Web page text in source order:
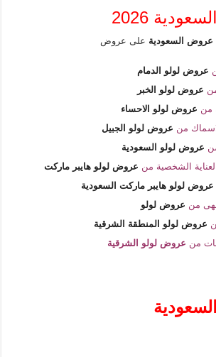
2026
عروض السعوديةعلى عروض
عروض لولو الدمام
عروض لولو الخبر
من عروض لولو الاحساء
من عروض لولو الجبيل
عروض لولو السعودية
الشخصية من عروض لولو هايبر ماركت
عروض لولو هايبر ماركت السعودية
من عروض لولو
عروض لولو المنطقة الشرقية
من عروض لولو الشرقية